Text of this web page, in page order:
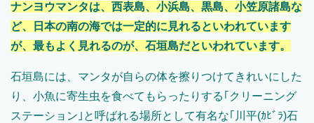
ナンヨウマンタは、西表島、小浜島、黒島、小笠原諸島な
ど、日本の南の海では一定的に見れるといわれています
が、最もよく見れるのが、石垣島だといわれています。
石垣島には、マンタが自らの体を擦りつけてきれいにした
り、小魚に寄生虫を食べてもらったりする｢クリーニング
ステーション｣と呼ばれる場所として有名な｢川平(ｶﾋﾞﾗ)石